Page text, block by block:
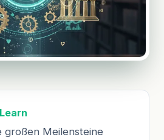
großen Meilensteine